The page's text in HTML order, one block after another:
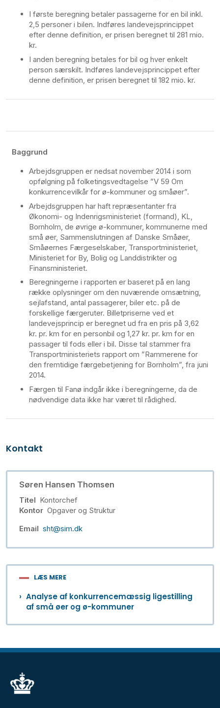
I første beregning betaler passagerne for en bil inkl.
2,5 personer i bilen. Indføres landevejsprincippet
efter denne definition, er prisen beregnet til 281 mio.
kr.
I anden beregning betales for bil og hver enkelt
person særskilt. Indføres landevejsprincippet efter
denne definition, er prisen beregnet til 182 mio. kr.
Baggrund
Arbejdsgruppen er nedsat november 2014 i som
opfølgning på folketingsvedtagelse ”V 59 Om
konkurrencevilkår for ø-kommuner og småøer”.
Arbejdsgruppen har haft repræsentanter fra
Økonomi- og Indenrigsministeriet (formand), KL,
Bornholm, de øvrige ø-kommuner, kommunerne med
små øer, Sammenslutningen af Danske Småøer,
Småøernes Færgeselskaber, Transportministeriet,
Ministeriet for By, Bolig og Landdistrikter og
Finansministeriet.
Beregningerne i rapporten er baseret på en lang
række oplysninger om den nuværende omsætning,
sejlafstand, antal passagerer, biler etc. på de
forskellige færgeruter. Billetpriserne ved et
landevejsprincip er beregnet ud fra en pris på 3,62
kr. pr. km for en personbil og 1,27 kr. pr. km for en
passager til fods eller i bil. Disse tal stammer fra
Transportministeriets rapport om ”Rammerene for
den fremtidige færgebetjening for Bornholm”, fra juni
2014.
Færgen til Fanø indgår ikke i beregningerne, da de
nødvendige data ikke har været til rådighed.
Kontakt
Søren Hansen Thomsen
Titel Kontorchef
Kontor Opgaver og Struktur
Email sht@sim.dk
LÆS MERE
Analyse af konkurrencemæssig ligestilling
af små øer og ø-kommuner